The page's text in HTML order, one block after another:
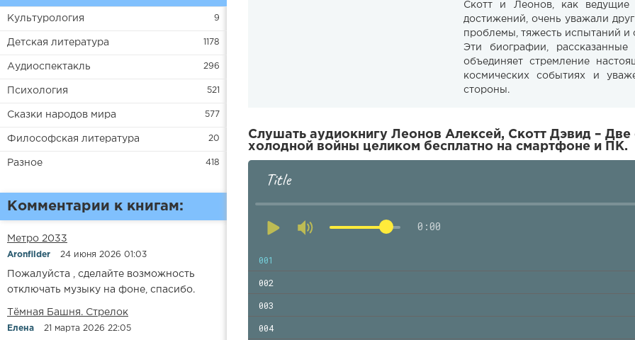
Культурология 9
Детская литература 1178
Аудиоспектакль 296
Психология 521
Сказки народов мира 577
Философская литература 20
Разное 418
Комментарии к книгам:
Метро 2033
Aronfilder 24 июня 2026 01:03
Пожалуйста , сделайте возможность
отключать музыку на фоне, спасибо.
​​Тёмная Башня. Стрелок
Елена 21 марта 2026 22:05
Скотт и Леонов, как ведущие
достижений, очень уважали
проблемы, тяжесть испытаний и
Эти биографии,
объединяет стремление
космических событиях и
стороны.
Слушать аудиокнигу Леонов Алексей, Скотт Дэвид –
холодной войны целиком бесплатно на смартфоне и ПК.
Title
0:00
001
002
003
004